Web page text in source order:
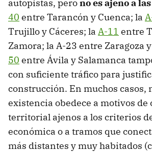
autopistas, perono es ajeno a
40 entre Tarancón y Cuenca; la
Trujillo y Cáceres; la A-11 entre
Zamora; la A-23 entre Zaragoza
50 entre Ávila y Salamanca
con suficiente tráfico para
construcción. En muchos casos,
existencia obedece a motivos de
territorial ajenos a los criterios
económica o a tramos que
más distantes y muy habitados